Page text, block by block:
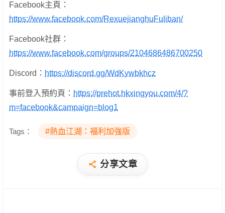
Facebook主頁：
https://www.facebook.com/RexuejianghuFuliban/
Facebook社群：
https://www.facebook.com/groups/2104686486700250
Discord： https://discord.gg/WdKywbkhcz
事前登入預約頁： https://prehot.hkxingyou.com/4/?
m=facebook&campaign=blog1
Tags： #熱血江湖：福利加強版
分享文章